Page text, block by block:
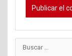
Buscar: